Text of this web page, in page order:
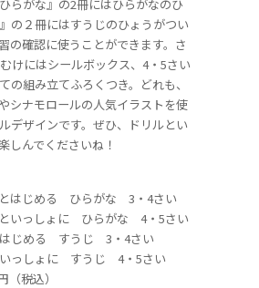
らがな』の2冊にはひらがなのひ
の２冊にはすうじのひょうがつい
の確認に使うことができます。さ
けにはシールボックス、4・5さい
の組み立てふろくつき。どれも、
シナモロールの人気イラストを使
デザインです。ぜひ、ドリルとい
しんでくださいね！
はじめる ひらがな 3・4さい
いっしょに ひらがな 4・5さい
はじめる すうじ 3・4さい
いっしょに すうじ 4・5さい
（税込）